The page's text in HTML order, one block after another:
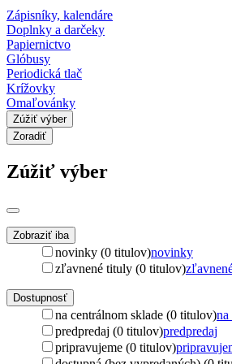
Zápisníky, kalendáre
Doplnky a darčeky
Papiernictvo
Glóbusy
Periodická tlač
Krížovky
Omaľovánky
Zúžiť výber
Zoradiť
Zúžiť výber
Zobraziť iba
novinky (0 titulov)novinky
zľavnené tituly (0 titulov)
Dostupnosť
na centrálnom sklade (0 titulov)na
predpredaj (0 titulov)predpredaj
pripravujeme (0 titulov)